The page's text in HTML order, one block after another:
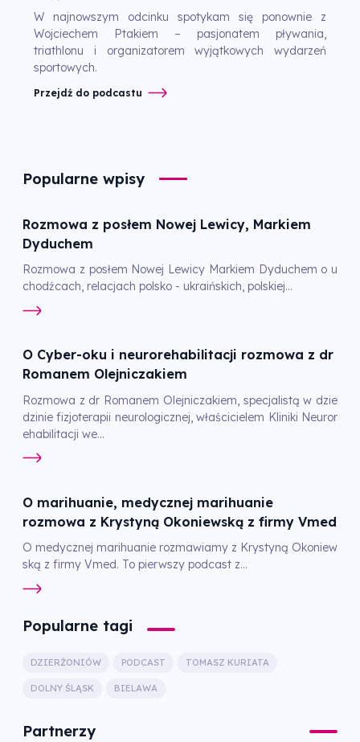
W najnowszym odcinku spotykam się ponownie z
Wojciechem Ptakiem – pasjonatem pływania,
triathlonu i organizatorem wyjątkowych wydarzeń
sportowych.
Przejdź do podcastu
Popularne wpisy
Rozmowa z posłem Nowej Lewicy, Markiem
Dyduchem
Rozmowa z posłem Nowej Lewicy Markiem Dyduchem o u
chodźcach, relacjach polsko - ukraińskich, polskiej...
O Cyber-oku i neurorehabilitacji rozmowa z dr
Romanem Olejniczakiem
Rozmowa z dr Romanem Olejniczakiem, specjalistą w dzie
dzinie fizjoterapii neurologicznej, właścicielem Kliniki Neuror
ehabilitacji we...
O marihuanie, medycznej marihuanie
rozmowa z Krystyną Okoniewską z firmy Vmed
O medycznej marihuanie rozmawiamy z Krystyną Okoniew
ską z firmy Vmed. To pierwszy podcast z...
Popularne tagi
DZIERŻONIÓW PODCAST TOMASZ KURIATA
DOLNY ŚLĄSK BIELAWA
Partnerzy